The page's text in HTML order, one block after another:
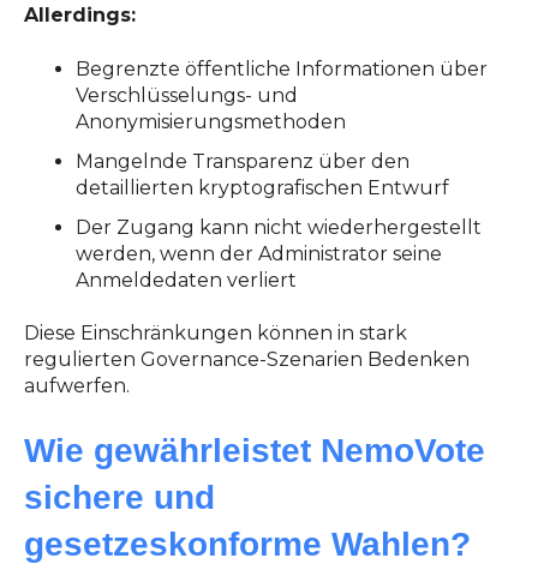
Allerdings:
Begrenzte öffentliche Informationen über
Verschlüsselungs- und
Anonymisierungsmethoden
Mangelnde Transparenz über den
detaillierten kryptografischen Entwurf
Der Zugang kann nicht wiederhergestellt
werden, wenn der Administrator seine
Anmeldedaten verliert
Diese Einschränkungen können in stark
regulierten Governance-Szenarien Bedenken
aufwerfen.
Wie gewährleistet NemoVote
sichere und
gesetzeskonforme Wahlen?